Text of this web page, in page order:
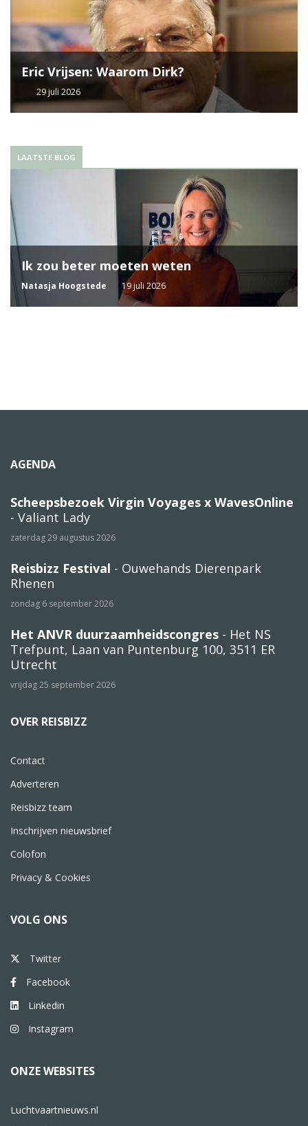
Eric Vrijsen: Waarom Dirk?
29 juli 2026
LAATSTE BLOG
Ik zou beter moeten weten
Natasja Hoogstede 19 juli 2026
AGENDA
Scheepsbezoek Virgin Voyages x WavesOnline
- Valiant Lady
zaterdag 29 augustus 2026
Reisbizz Festival - Ouwehands Dierenpark
Rhenen
zondag 6 september 2026
Het ANVR duurzaamheidscongres - Het NS
Trefpunt, Laan van Puntenburg 100, 3511 ER
Utrecht
vrijdag 25 september 2026
OVER REISBIZZ
Contact
Adverteren
Reisbizz team
Inschrijven nieuwsbrief
Colofon
Privacy & Cookies
VOLG ONS
Twitter
Facebook
Linkedin
Instagram
ONZE WEBSITES
Luchtvaartnieuws.nl